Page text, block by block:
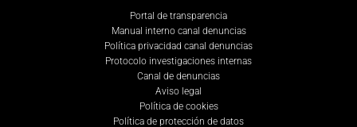
Portal de transparencia
Manual interno canal denuncias
Política privacidad canal denuncias
Protocolo investigaciones internas
Canal de denuncias
Aviso legal
Política de cookies
Política de protección de datos